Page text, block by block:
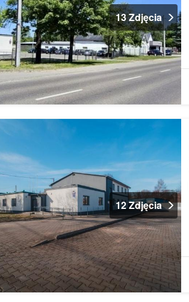
13 Zdjęcia
12 Zdjęcia